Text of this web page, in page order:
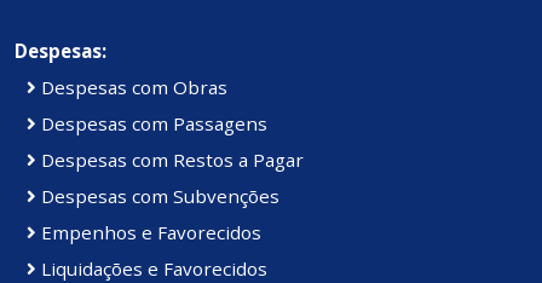
Despesas:
Despesas com Obras
Despesas com Passagens
Despesas com Restos a Pagar
Despesas com Subvenções
Empenhos e Favorecidos
Liquidações e Favorecidos